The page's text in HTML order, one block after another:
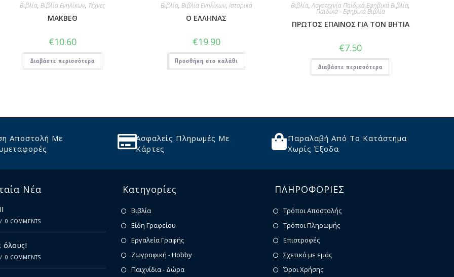
Βιβλία,Βιβλία Ενηλίκων, Τέχνες
ΜΑΚΒΕΘ
€10.60
Διαβάστε περισσότερα
Βιβλία, Βιβλία Ενηλίκων, Ιστορικά
Ο ΕΛΛΗΝΑΣ
€19.90
Προσθήκη στο καλάθι
Βιβλία,Λογοτεχνία Παιδικά Εφηβικά Βιβλία,
Παιδικά - Εφηβικά Βιβλία
ΠΡΩΤΟΣ ΕΠΑΙΝΟΣ ΓΙΑ ΤΟΝ ΒΗΤΙΑ
€7.50
Διαβάστε περισσότερα
Αποστολή Με
Ασφαλείς Πληρωμές Με
Κάρτες
Παραλαβή Από Το Κατάστημα
Χωρίς Έξοδα
Νέα
/ 0 COMMENTS
όλους!
/ 0 COMMENTS
Κατηγορίες
Βιβλία
Είδη Γραφείου
Εργαλεία Γραφής
Ζωγραφική - Hobby
Παιχνίδια - Δώρα
ΠΛΗΡΟΦΟΡΙΕΣ
Τρόποι Αποστολής
Τρόποι Πληρωμής
Επιστροφές
Σχετικά με εμάς
Όροι Χρήσης